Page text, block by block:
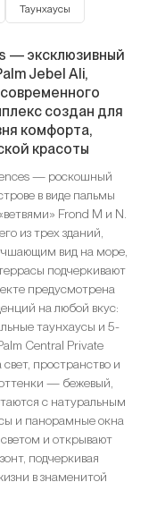
Таунхаусы
— эксклюзивный
Jebel Ali,
создан для
комфорта,
красоты
— роскошный
в виде пальмы
Frond M и N.
из трех зданий,
вид на море,
подчеркивают
предусмотрена
на любой вкус:
таунхаусы и 5-
Central Private
пространство и
— бежевый,
с натуральным
и панорамные окна
и открывают
подчеркивая
в знаменитой